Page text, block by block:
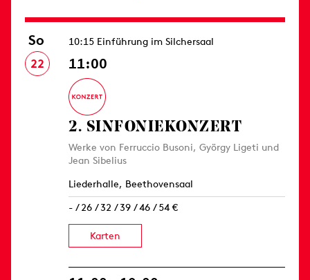
So
22
10:15 Einführung im Silchersaal
11:00
2. SINFONIE­KONZERT
Werke von Ferruccio Busoni, György Ligeti und
Jean Sibelius
Liederhalle, Beethovensaal
- / 26 / 32 / 39 / 46 / 54 €
Karten